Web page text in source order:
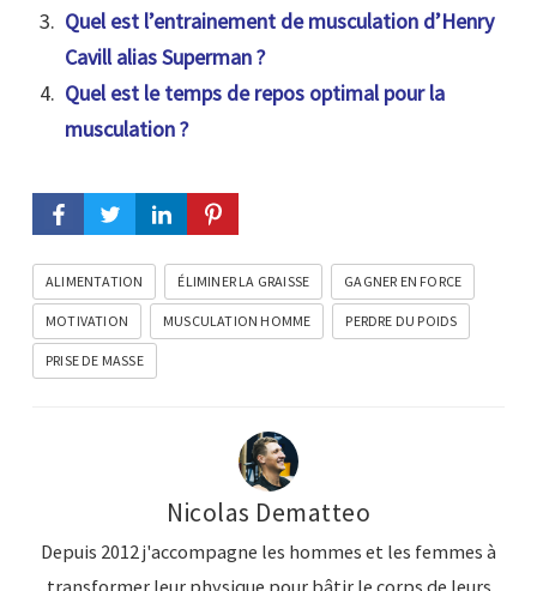
Quel est l’entrainement de musculation d’Henry
Cavill alias Superman ?
Quel est le temps de repos optimal pour la
musculation ?
ALIMENTATION ÉLIMINER LA GRAISSE GAGNER EN FORCE
MOTIVATION MUSCULATION HOMME PERDRE DU POIDS
PRISE DE MASSE
Nicolas Dematteo
Depuis 2012 j'accompagne les hommes et les femmes à